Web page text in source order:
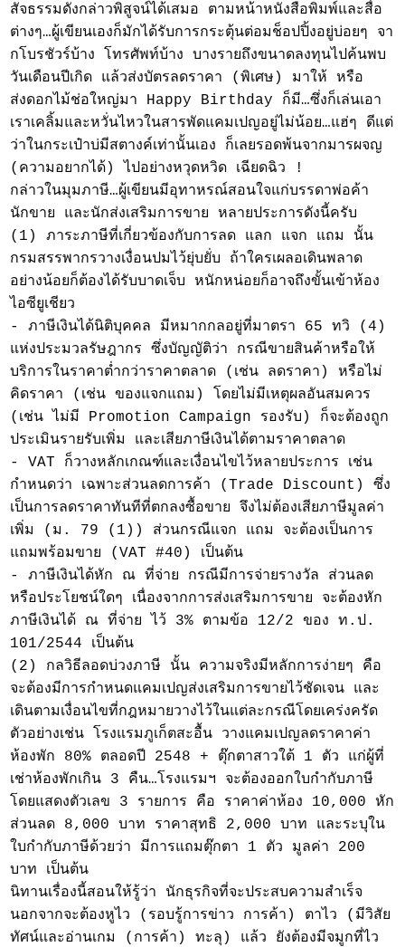
สัจธรรมดังกล่าวพิสูจน์ได้เสมอ ตามหน้าหนังสือพิมพ์และสื่อ
ต่างๆ…ผู้เขียนเองก็มักได้รับการกระตุ้นต่อมช็อปปิ้งอยู่บ่อยๆ จา
กโบรชัวร์บ้าง โทรศัพท์บ้าง บางรายถึงขนาดลงทุนไปค้นพบ
วันเดือนปีเกิด แล้วส่งบัตรลดราคา (พิเศษ) มาให้ หรือ
ส่งดอกไม้ช่อใหญ่มา Happy Birthday ก็มี…ซึ่งก็เล่นเอา
เราเคลิ้มและหวั่นไหวในสารพัดแคมเปญอยู่ไม่น้อย…แฮ่ๆ ดีแต่
ว่าในกระเป๋าบ่มีสตางค์เท่านั้นเอง ก็เลยรอดพ้นจากมารผจญ
(ความอยากได้) ไปอย่างหวุดหวิด เฉียดฉิว !
กล่าวในมุมภาษี…ผู้เขียนมีอุทาหรณ์สอนใจแก่บรรดาพ่อค้า
นักขาย และนักส่งเสริมการขาย หลายประการดังนี้ครับ
(1) ภาระภาษีที่เกี่ยวข้องกับการลด แลก แจก แถม นั้น
กรมสรรพากรวางเงื่อนปมไว้ยุ่บยั่บ ถ้าใครเผลอเดินพลาด
อย่างน้อยก็ต้องได้รับบาดเจ็บ หนักหน่อยก็อาจถึงขั้นเข้าห้อง
ไอซียูเชียว
- ภาษีเงินได้นิติบุคคล มีหมากกลอยู่ที่มาตรา 65 ทวิ (4)
แห่งประมวลรัษฎากร ซึ่งบัญญัติว่า กรณีขายสินค้าหรือให้
บริการในราคาต่ำกว่าราคาตลาด (เช่น ลดราคา) หรือไม่
คิดราคา (เช่น ของแจกแถม) โดยไม่มีเหตุผลอันสมควร
(เช่น ไม่มี Promotion Campaign รองรับ) ก็จะต้องถูก
ประเมินรายรับเพิ่ม และเสียภาษีเงินได้ตามราคาตลาด
- VAT ก็วางหลักเกณฑ์และเงื่อนไขไว้หลายประการ เช่น
กำหนดว่า เฉพาะส่วนลดการค้า (Trade Discount) ซึ่ง
เป็นการลดราคาทันทีที่ตกลงซื้อขาย จึงไม่ต้องเสียภาษีมูลค่า
เพิ่ม (ม. 79 (1)) ส่วนกรณีแจก แถม จะต้องเป็นการ
แถมพร้อมขาย (VAT #40) เป็นต้น
- ภาษีเงินได้หัก ณ ที่จ่าย กรณีมีการจ่ายรางวัล ส่วนลด
หรือประโยชน์ใดๆ เนื่องจากการส่งเสริมการขาย จะต้องหัก
ภาษีเงินได้ ณ ที่จ่าย ไว้ 3% ตามข้อ 12/2 ของ ท.ป.
101/2544 เป็นต้น
(2) กลวิธีลอดบ่วงภาษี นั้น ความจริงมีหลักการง่ายๆ คือ
จะต้องมีการกำหนดแคมเปญส่งเสริมการขายไว้ชัดเจน และ
เดินตามเงื่อนไขที่กฎหมายวางไว้ในแต่ละกรณีโดยเคร่งครัด
ตัวอย่างเช่น โรงแรมภูเก็ตสะอื้น วางแคมเปญลดราคาค่า
ห้องพัก 80% ตลอดปี 2548 + ตุ๊กตาสาวใต้ 1 ตัว แก่ผู้ที่
เช่าห้องพักเกิน 3 คืน…โรงแรมฯ จะต้องออกใบกำกับภาษี
โดยแสดงตัวเลข 3 รายการ คือ ราคาค่าห้อง 10,000 หัก
ส่วนลด 8,000 บาท ราคาสุทธิ 2,000 บาท และระบุใน
ใบกำกับภาษีด้วยว่า มีการแถมตุ๊กตา 1 ตัว มูลค่า 200
บาท เป็นต้น
นิทานเรื่องนี้สอนให้รู้ว่า นักธุรกิจที่จะประสบความสำเร็จ
นอกจากจะต้องหูไว (รอบรู้การข่าว การค้า) ตาไว (มีวิสัย
ทัศน์และอ่านเกม (การค้า) ทะลุ) แล้ว ยังต้องมีจมูกที่ไว